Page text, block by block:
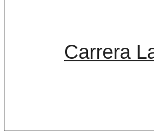
Carrera